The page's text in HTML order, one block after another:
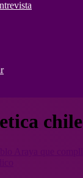
chile